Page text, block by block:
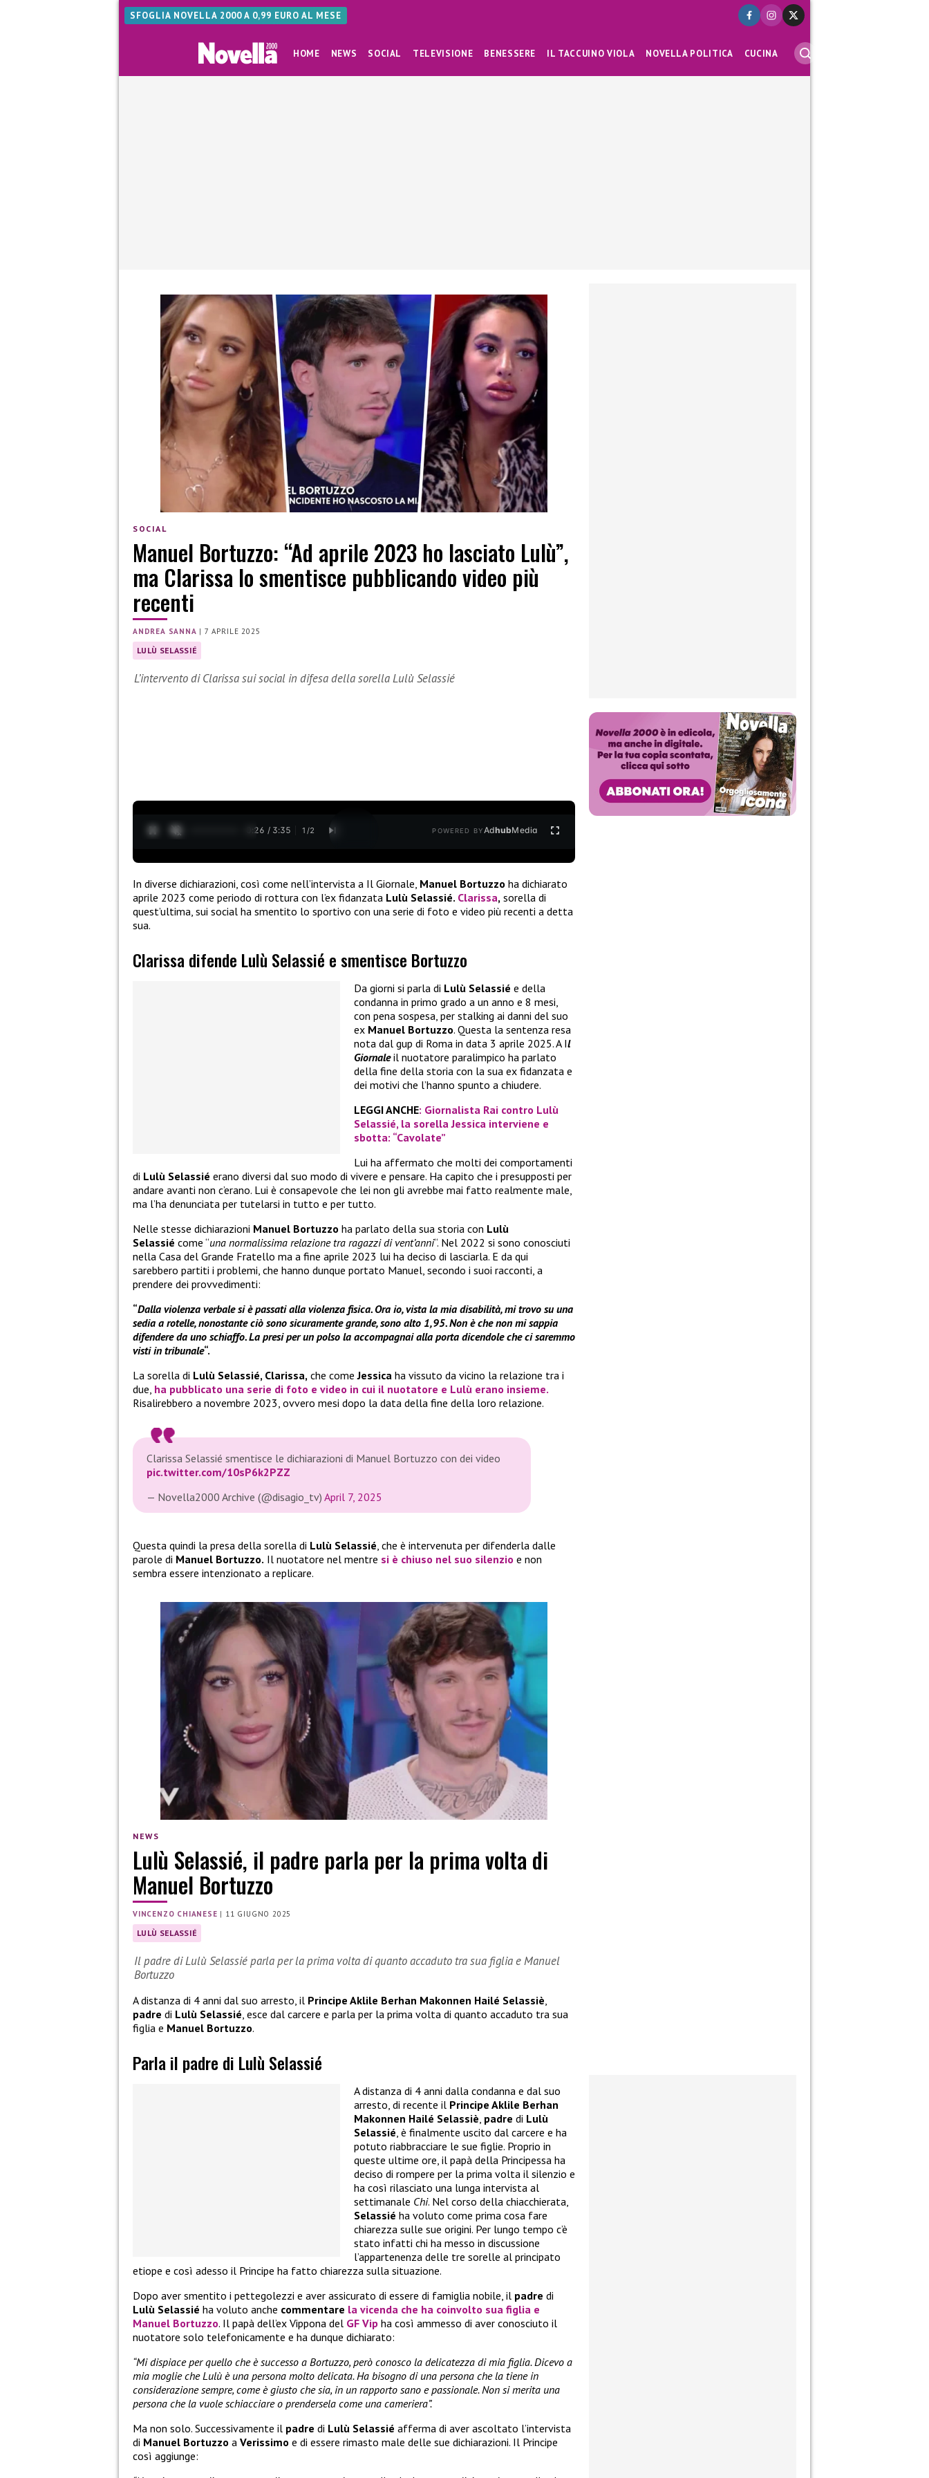
SFOGLIA NOVELLA 2000 A 0,99 EURO AL MESE
HOME NEWS SOCIAL TELEVISIONE BENESSERE IL TACCUINO VIOLA NOVELLA POLITICA CUCINA
SOCIAL
Manuel Bortuzzo: “Ad aprile 2023 ho lasciato Lulù”,
ma Clarissa lo smentisce pubblicando video più
recenti
ANDREA SANNA |7 APRILE 2025
LULÙ SELASSIÉ
L’intervento di Clarissa sui social in difesa della sorella Lulù Selassié
0:27 / 3:35 1 /2 POWERED BYAdhubMedia
In diverse dichiarazioni, così come nell’intervista a Il Giornale, Manuel Bortuzzo ha dichiarato
aprile 2023 come periodo di rottura con l’ex fidanzata Lulù Selassié. Clarissa, sorella di
quest’ultima, sui social ha smentito lo sportivo con una serie di foto e video più recenti a detta
sua.
Clarissa difende Lulù Selassié e smentisce Bortuzzo
Da giorni si parla di Lulù Selassié e della
condanna in primo grado a un anno e 8 mesi,
con pena sospesa, per stalking ai danni del suo
ex Manuel Bortuzzo. Questa la sentenza resa
nota dal gup di Roma in data 3 aprile 2025. A Il
Giornaleil nuotatore paralimpico ha parlato
della fine della storia con la sua ex fidanzata e
dei motivi che l’hanno spunto a chiudere.
LEGGI ANCHE: Giornalista Rai contro Lulù
Selassié, la sorella Jessica interviene e
sbotta: “Cavolate”
Lui ha affermato che molti dei comportamenti
di Lulù Selassié erano diversi dal suo modo di vivere e pensare. Ha capito che i presupposti per
andare avanti non c’erano. Lui è consapevole che lei non gli avrebbe mai fatto realmente male,
ma l’ha denunciata per tutelarsi in tutto e per tutto.
Nelle stesse dichiarazioni Manuel Bortuzzo ha parlato della sua storia con Lulù
Selassié come “una normalissima relazione tra ragazzi di vent’anni“. Nel 2022 si sono conosciuti
nella Casa del Grande Fratello ma a fine aprile 2023 lui ha deciso di lasciarla. E da qui
sarebbero partiti i problemi, che hanno dunque portato Manuel, secondo i suoi racconti, a
prendere dei provvedimenti:
“Dalla violenza verbale si è passati alla violenza fisica. Ora io, vista la mia disabilità, mi trovo su una
sedia a rotelle, nonostante ciò sono sicuramente grande, sono alto 1,95. Non è che non mi sappia
difendere da uno schiaffo. La presi per un polso la accompagnai alla porta dicendole che ci saremmo
visti in tribunale“.
La sorella di Lulù Selassié, Clarissa, che comeJessica ha vissuto da vicino la relazione tra i
due, ha pubblicato una serie di foto e video in cui il nuotatore e Lulù erano insieme.
Risalirebbero a novembre 2023, ovvero mesi dopo la data della fine della loro relazione.
Clarissa Selassié smentisce le dichiarazioni di Manuel Bortuzzo con dei video
pic.twitter.com/10sP6k2PZZ
— Novella2000 Archive (@disagio_tv) April 7, 2025
Questa quindi la presa della sorella di Lulù Selassié , che è intervenuta per difenderla dalle
parole di Manuel Bortuzzo. Il nuotatore nel mentre si è chiuso nel suo silenzio e non
sembra essere intenzionato a replicare.
NEWS
Lulù Selassié, il padre parla per la prima volta di
Manuel Bortuzzo
VINCENZO CHIANESE | 11 GIUGNO 2025
LULÙ SELASSIÉ
Il padre di Lulù Selassié parla per la prima volta di quanto accaduto tra sua figlia e Manuel
Bortuzzo
A distanza di 4 anni dal suo arresto, il Principe Aklile Berhan Makonnen Hailé Selassiè
padre di Lulù Selassié , esce dal carcere e parla per la prima volta di quanto accaduto tra sua
figlia e Manuel Bortuzzo.
Parla il padre di Lulù Selassié
A distanza di 4 anni dalla condanna e dal suo
arresto, di recente il Principe Aklile Berhan
Makonnen Hailé Selassiè, padre di Lulù
Selassié, è finalmente uscito dal carcere e ha
potuto riabbracciare le sue figlie. Proprio in
queste ultime ore, il papà della Principessa ha
deciso di rompere per la prima volta il silenzio e
ha così rilasciato una lunga intervista al
settimanale Chi. Nel corso della chiacchierata,
Selassié ha voluto come prima cosa fare
chiarezza sulle sue origini. Per lungo tempo c’è
stato infatti chi ha messo in discussione
l’appartenenza delle tre sorelle al principato
etiope e così adesso il Principe ha fatto chiarezza sulla situazione.
Dopo aver smentito i pettegolezzi e aver assicurato di essere di famiglia nobile, il padre di
Lulù Selassié ha voluto anche commentare la vicenda che ha coinvolto sua figlia e
Manuel Bortuzzo. Il papà dell’ex Vippona del GF Vip ha così ammesso di aver conosciuto il
nuotatore solo telefonicamente e ha dunque dichiarato:
“Mi dispiace per quello che è successo a Bortuzzo, però conosco la delicatezza di mia figlia. Dicevo a
mia moglie che Lulù è una persona molto delicata. Ha bisogno di una persona che la tiene in
considerazione sempre, come è giusto che sia, in un rapporto sano e passionale. Non si merita una
persona che la vuole schiacciare o prendersela come una cameriera”.
Ma non solo. Successivamente il padre di Lulù Selassié afferma di aver ascoltato l’intervista
di Manuel Bortuzzo a Verissimo e di essere rimasto male delle sue dichiarazioni. Il Principe
così aggiunge: